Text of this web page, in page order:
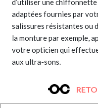
d’utiliser une
adaptées fournies par
salissures résistantes ou
la monture par exemple,
votre opticien qui
aux ultra-sons.